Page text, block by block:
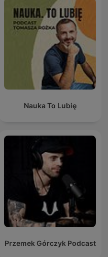
Nauka To Lubię
Przemek Górczyk Podcast